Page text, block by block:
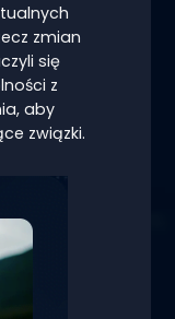
zmian
się
z
aby
związki.